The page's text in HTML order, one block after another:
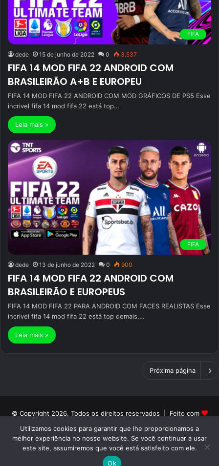
FIFA
dede 15 de junho de 2022 0 3.537
FIFA 14 MOD FIFA 22 ANDROID COM
BRASILEIRÃO A+B E EUROPEU
FIFA 14 MOD FIFA 22 ANDROID COM MOD GRÁFICOS DE PS5 Esse
incrivel fifa 14 mod fifa 22 está top…
Leia mais »
FIFA
dede 13 de junho de 2022 0 900
FIFA 14 MOD FIFA 22 ANDROID COM
BRASILEIRÃO E EUROPEUS
FIFA 14 MOD FIFA 22 PARA ANDROID COM FACES REALISTAS Esse
incrivel fifa 14 mod fifa 22 está top demais,…
Leia mais »
Próxima página
© Copyright 2026, Todos os direitos reservados | Feito com
por Patrick PH | Orgulhosamente hospedado por ON NETWORK
Início
Termos de Uso
Politica de Privacidade
Contato
Utilizamos cookies para garantir que lhe proporcionamos a
melhor experiência no nosso website. Se você continuar a usar
este site, assumiremos que você está satisfeito com ele.
Ok